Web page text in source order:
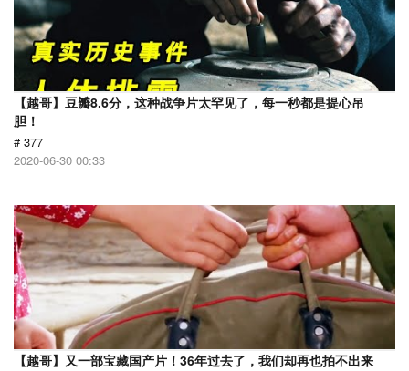
【越哥】豆瓣8.6分，这种战争片太罕见了，每一秒都是提心吊
胆！
# 377
2020-06-30 00:33
【越哥】又一部宝藏国产片！36年过去了，我们却再也拍不出来